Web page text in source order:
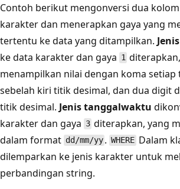
Contoh berikut mengonversi dua
karakter dan menerapkan gaya yang
tertentu ke data yang ditampilkan.
ke data karakter dan gaya 1
menampilkan nilai dengan koma setiap
sebelah kiri titik desimal, dan dua digit
titik desimal. Jenis tanggalwaktu
karakter dan gaya 3 diterapkan, yang
dalam format dd/mm/yy .WHEREDalam
dilemparkan ke jenis karakter untuk
perbandingan string.